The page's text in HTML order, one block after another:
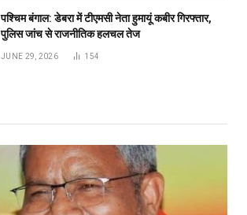
पश्चिम बंगाल: डेबरा में टीएमसी नेता हुमायूं कबीर गिरफ्तार,
पुलिस जांच से राजनीतिक हलचल तेज
JUNE 29, 2026 154